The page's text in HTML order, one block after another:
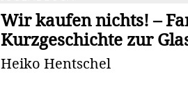
Wir kaufen nichts! –
Kurzgeschichte zur
Heiko Hentschel